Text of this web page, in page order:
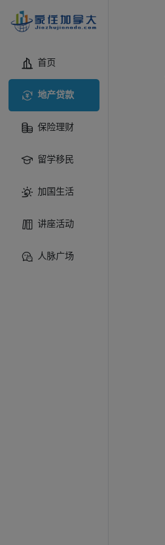
首页
地产贷款
保险理财
留学移民
加国生活
讲座活动
人脉广场